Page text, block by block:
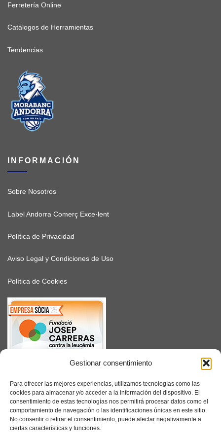
Gestionar consentimiento
Para ofrecer las mejores experiencias, utilizamos tecnologías como las
cookies para almacenar y/o acceder a la información del dispositivo. El
consentimiento de estas tecnologías nos permitirá procesar datos como el
comportamiento de navegación o las identificaciones únicas en este sitio.
No consentir o retirar el consentimiento, puede afectar negativamente a
ciertas características y funciones.
Ferretería Online
Catálogos de Herramientas
Tendencias
INFORMACIÓN
Sobre Nosotros
Label Andorra Comerç Exce·lent
Política de Privacidad
Aviso Legal y Condiciones de Uso
Política de Cookies
SUSCRÍBETE
Facebook